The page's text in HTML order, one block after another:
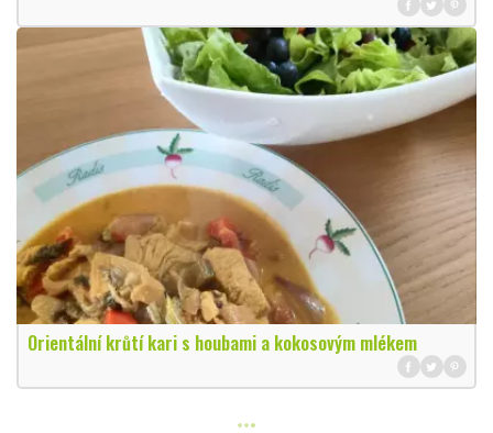
Orientální krůtí kari s houbami a kokosovým mlékem